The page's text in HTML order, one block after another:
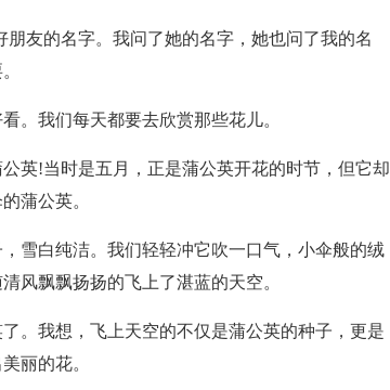
友的名字。我问了她的名字，她也问了我的名
。我们每天都要去欣赏那些花儿。
英!当时是五月，正是蒲公英开花的时节，但它却
蒲公英。
雪白纯洁。我们轻轻冲它吹一口气，小伞般的绒
风飘飘扬扬的飞上了湛蓝的天空。
。我想，飞上天空的不仅是蒲公英的种子，更是
丽的花。